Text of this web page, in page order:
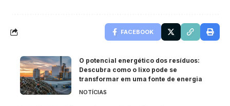
FACEBOOK
O potencial energético dos resíduos:
Descubra como o lixo pode se
transformar em uma fonte de energia
NOTÍCIAS